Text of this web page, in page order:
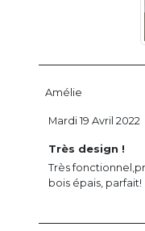
Amélie
Très design !
Très
bois épais, parfait!
Mardi 19 Avril 2022